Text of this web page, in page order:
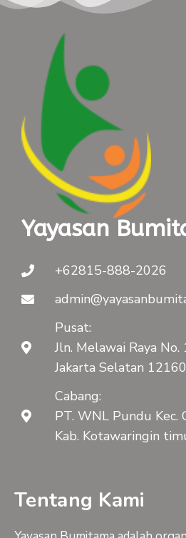
Yayasan
+62815-888-2026
Pusat:
Jln. Melawai Raya
Jakarta Selatan 12160
Cabang:
PT. WNL Pundu Kec.
Kab. Kotawaringin
Tentang Kami